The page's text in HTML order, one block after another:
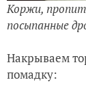
Коржи,
посыпанные
Накрываем
помадку: